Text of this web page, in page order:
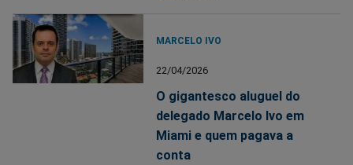
MARCELO IVO
22/04/2026
O gigantesco aluguel do
delegado Marcelo Ivo em
Miami e quem pagava a
conta